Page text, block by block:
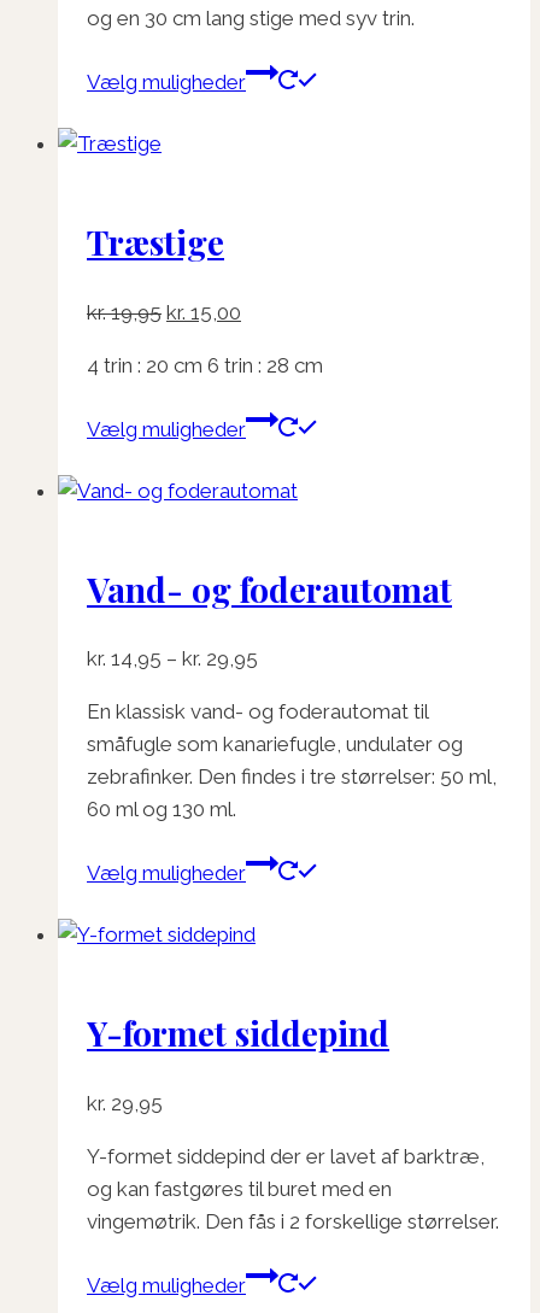
og en 30 cm lang stige med syv trin.
Vælg muligheder
Dette
varesiden
Træstige
kr.19,95 Den
pris
kr. 19,95.
kr. 15,00
pris
kr. 15,00.
4 trin : 20 cm 6 trin : 28 cm
Vælg muligheder
Dette
Mulighederne
kan
varesiden
Vand- og foderautomat
kr. 14,95 – kr. 29,95
til
kr. 29,95
En klassisk vand- og foderautomat til
småfugle som kanariefugle, undulater og
zebrafinker. Den findes i tre størrelser: 50 ml,
60 ml og 130 ml.
Vælg muligheder
Dette
Mulighederne
kan
varesiden
Y-formet siddepind
kr. 29,95
Y-formet siddepind der er lavet af barktræ,
og kan fastgøres til buret med en
vingemøtrik. Den fås i 2 forskellige størrelser.
Vælg muligheder
Dette